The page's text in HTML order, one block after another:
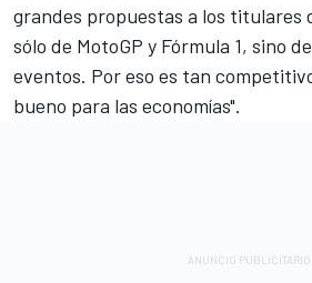
grandes propuestas a los titulares
sólo de MotoGP y Fórmula 1, sino
eventos. Por eso es tan
bueno para las economías".